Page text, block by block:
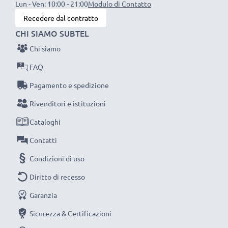
fornirti una garanzia di ben 3 anni.
La scelta ecosostenibile che ti fa anche risparmiare
Sostituisci la batteria, non la macchina fotografica! È la
scelta più intelligente e più ecosostenibile che tu
possa fare, efficientando e riducendo l’impatto
ambientale e gli scarti superflui.
Scegli CELLONIC, scegli la lunga durata e l'efficienza,
non fare compromessi sulla qualità: ordina ora!
Lun - Ven: 10:00 - 21:00Modulo di Contatto
Recedere dal contratto
CHI SIAMO SUBTEL
Chi siamo
FAQ
Pagamento e spedizione
Rivenditori e istituzioni
Cataloghi
Contatti
Condizioni di uso
Diritto di recesso
Garanzia
Sicurezza & Certificazioni